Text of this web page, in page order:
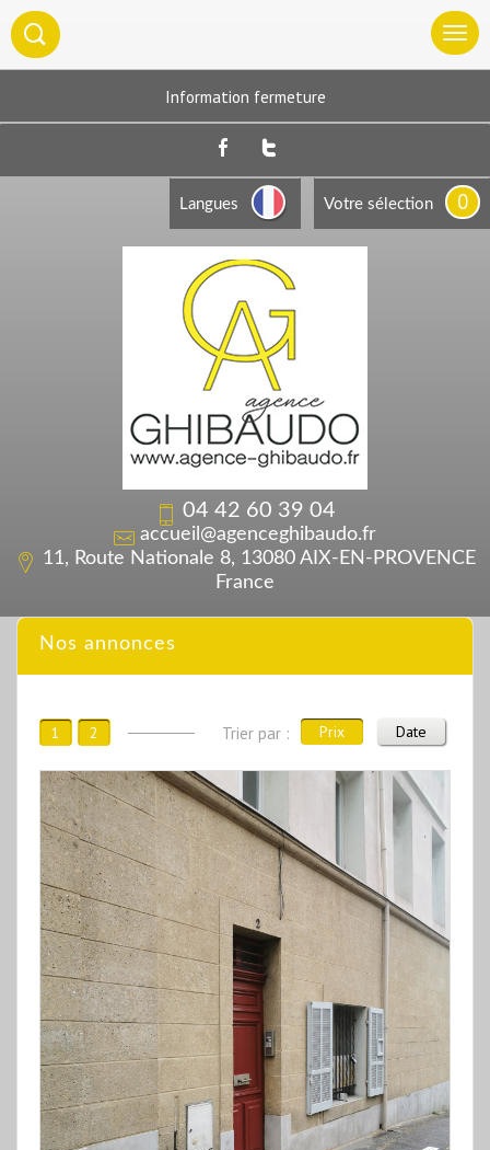
Information fermeture
Langues Votre sélection 0
04 42 60 39 04
accueil@agenceghibaudo.fr
11, Route Nationale 8, 13080 AIX-EN-PROVENCE
France
Nos annonces
1 2 Trier par : Prix Date